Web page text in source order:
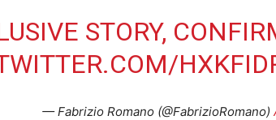
STORY,
— Fabrizio Romano (@FabrizioRomano)